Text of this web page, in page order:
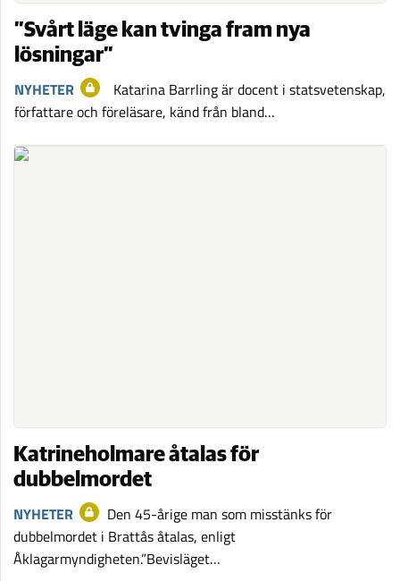
”Svårt läge kan tvinga fram nya
lösningar”
NYHETER
Katarina Barrling är docent i statsvetenskap,
författare och föreläsare, känd från bland…
Katrineholmare åtalas för
dubbelmordet
NYHETER
Den 45-årige man som misstänks för
dubbelmordet i Brattås åtalas, enligt
Åklagarmyndigheten.”Bevisläget…